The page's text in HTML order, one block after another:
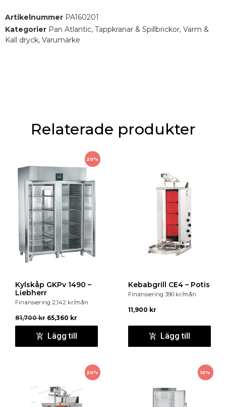
Artikelnummer PA160201
Kategorier Pan Atlantic, Tappkranar & Spillbrickor, Varm &
Kall dryck, Varumärke
Relaterade produkter
20%
Kylskåp GKPv 1490 –
Liebherr
Finansiering 2,142 kr/mån
81,700kr 65,360 kr
Lägg till
Kebabgrill CE4 – Potis
Finansiering 390 kr/mån
11,900 kr
Lägg till
20% 10%